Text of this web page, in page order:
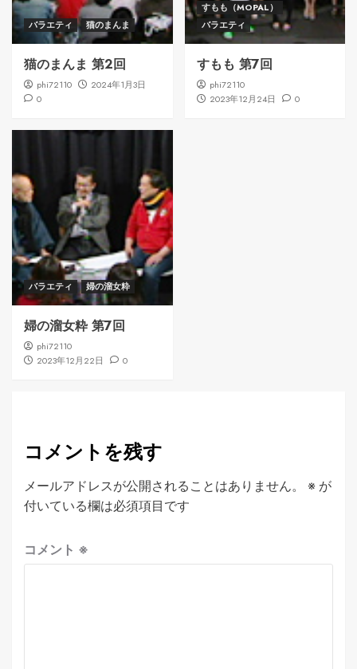
バラエティ 猫のまんま
猫のまんま 第2回
phi72110
2024年1月3日
0
すもも（MOPAL）
バラエティ
すもも 第7回
phi72110
2023年12月24日
0
バラエティ 婦の溜女粋
婦の溜女粋 第7回
phi72110
2023年12月22日
0
コメントを残す
メールアドレスが公開されることはありません。 ※ が
付いている欄は必須項目です
コメント ※